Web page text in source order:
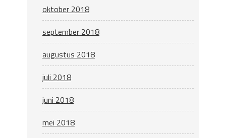
oktober 2018
september 2018
augustus 2018
juli 2018
juni 2018
mei 2018